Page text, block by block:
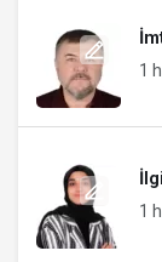
1
1